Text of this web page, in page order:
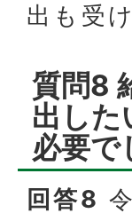
出も受
質問8
出した
必要で
回答8